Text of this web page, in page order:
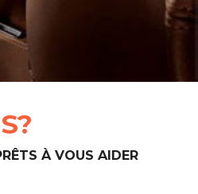
À VOUS AIDER